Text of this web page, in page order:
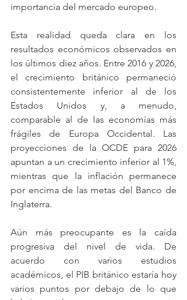
importancia del mercado europeo.
Esta realidad queda clara en los
resultados económicos observados en
los últimos diez años. Entre 2016 y 2026,
el crecimiento británico permaneció
consistentemente inferior al de los
Estados Unidos y, a menudo,
comparable al de las economías más
frágiles de Europa Occidental. Las
proyecciones de la OCDE para 2026
apuntan a un crecimiento inferior al 1%,
mientras que la inflación permanece
por encima de las metas del Banco de
Inglaterra.
Aún más preocupante es la caída
progresiva del nivel de vida. De
acuerdo con varios estudios
académicos, el PIB británico estaría hoy
varios puntos por debajo de lo que